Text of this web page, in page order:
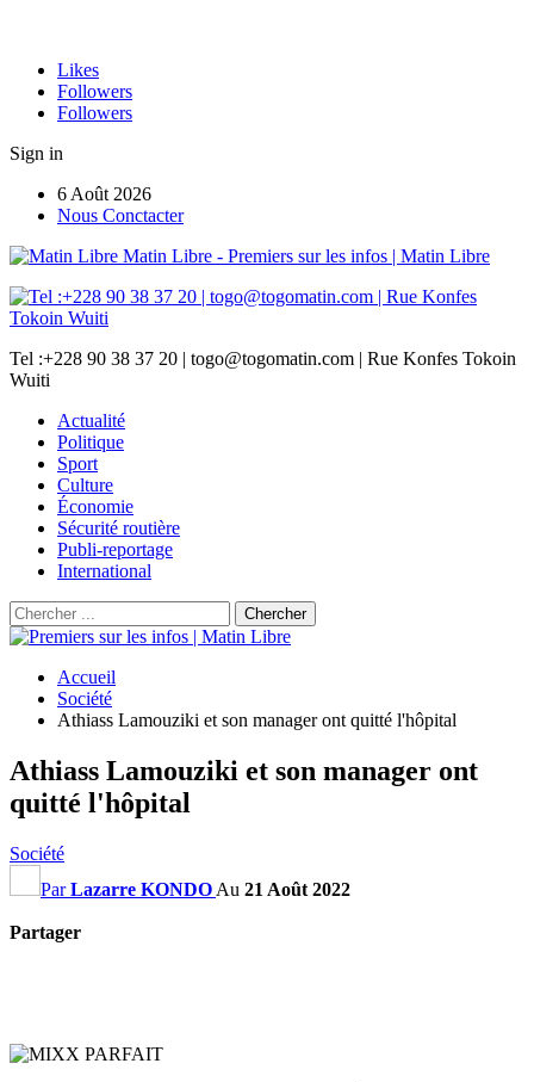
Likes
Followers
Followers
Sign in
6 Août 2026
Nous Conctacter
Matin Libre - Premiers sur les infos | Matin Libre
Tel :+228 90 38 37 20 | togo@togomatin.com | Rue Konfes Tokoin
Wuiti
Actualité
Politique
Sport
Culture
Économie
Sécurité routière
Publi-reportage
International
Accueil
Société
Athiass Lamouziki et son manager ont quitté l'hôpital
Athiass Lamouziki et son manager ont
quitté l'hôpital
Société
ParLazarre KONDO Au 21 Août 2022
Partager